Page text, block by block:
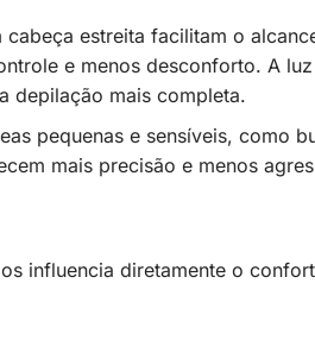
estreita facilitam o
e menos desconforto. A luz
depilação mais completa.
pequenas e sensíveis, como
mais precisão e menos
influencia diretamente o